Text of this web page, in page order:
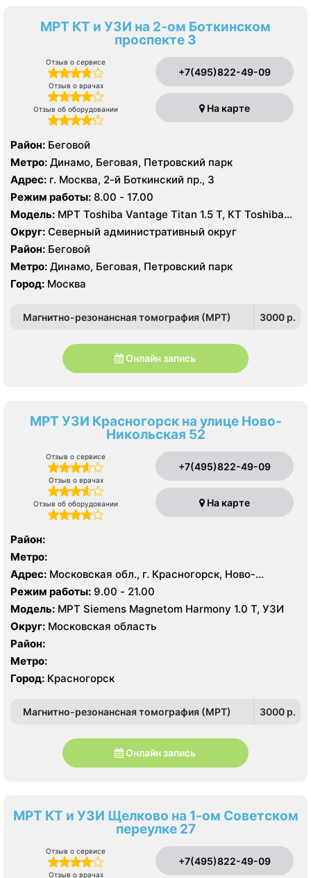
МРТ КТ и УЗИ на 2-ом Боткинском
проспекте 3
Отзыв о сервисе
Отзыв о врачах
Отзыв об оборудовании
+7(495)822-49-09
На карте
Район: Беговой
Метро: Динамо, Беговая, Петровский парк
Адрес: г. Москва, 2-й Боткинский пр., 3
Режим работы: 8.00 - 17.00
Модель: МРТ Toshiba Vantage Titan 1.5 T, КТ Toshiba
Aquilion Prime 160 срезов, УЗИ GE Vivid T8
Округ: Северный административный округ
Район: Беговой
Метро: Динамо, Беговая, Петровский парк
Город: Москва
Магнитно-резонансная томография (МРТ) 3000 p.
Онлайн запись
МРТ УЗИ Красногорск на улице Ново-
Никольская 52
Отзыв о сервисе
Отзыв о врачах
Отзыв об оборудовании
+7(495)822-49-09
На карте
Район:
Метро:
Адрес: Московская обл., г. Красногорск, Ново-
Никольская ул., 52
Режим работы: 9.00 - 21.00
Модель: МРТ Siemens Magnetom Harmony 1.0 Т, УЗИ
Округ: Московская область
Район:
Метро:
Город: Красногорск
Магнитно-резонансная томография (МРТ) 3000 p.
Онлайн запись
МРТ КТ и УЗИ Щелково на 1-ом Советском
переулке 27
Отзыв о сервисе
Отзыв о врачах
+7(495)822-49-09